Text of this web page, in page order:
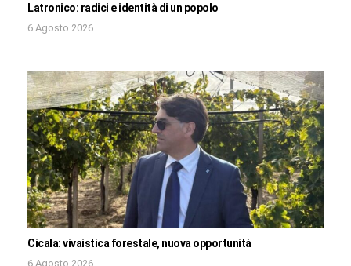
Latronico: radici e identità di un popolo
6 Agosto 2026
Cicala: vivaistica forestale, nuova opportunità
6 Agosto 2026